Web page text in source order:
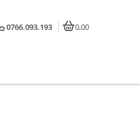
0766.093.193 0,00